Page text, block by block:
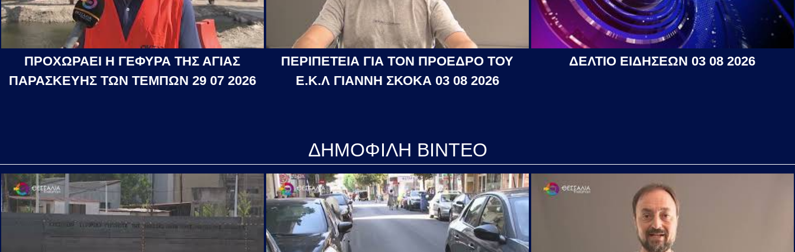
ΠΡΟΧΩΡΑΕΙ Η ΓΕΦΥΡΑ ΤΗΣ ΑΓΙΑΣ
ΠΑΡΑΣΚΕΥΗΣ ΤΩΝ ΤΕΜΠΩΝ 29 07 2026
ΠΕΡΙΠΕΤΕΙΑ ΓΙΑ ΤΟΝ ΠΡΟΕΔΡΟ ΤΟΥ
Ε.Κ.Λ ΓΙΑΝΝΗ ΣΚΟΚΑ 03 08 2026
ΔΕΛΤΙΟ ΕΙΔΗΣΕΩΝ 03 08 2026
ΔΗΜΟΦΙΛΗ ΒΙΝΤΕΟ